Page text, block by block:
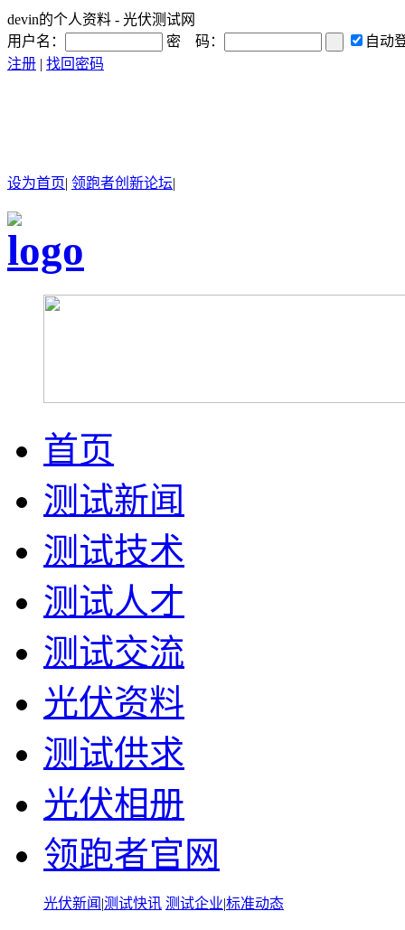
devin的个人资料 - 光伏测试网
用户名：
密 码：
自动
注册 | 找回密码
设为首页| 领跑者创新论坛|
首页
测试新闻
测试技术
测试人才
测试交流
光伏资料
测试供求
光伏相册
领跑者官网
光伏新闻 |测试快讯 测试企业|标准动态